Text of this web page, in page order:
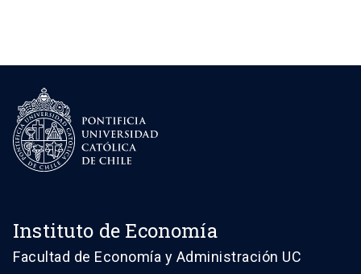
Instituto de Economía
Facultad de Economía y Administración UC